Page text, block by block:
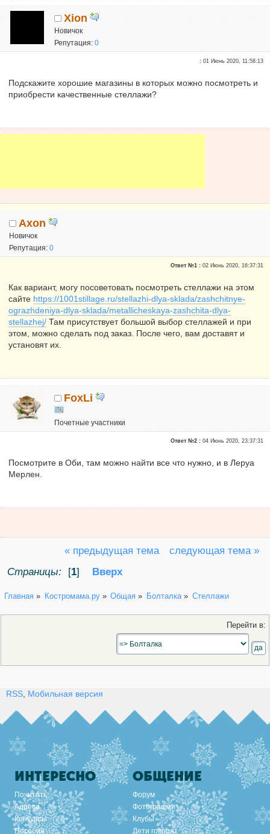
Xion
Новичок
Репутация:0
:01 Июнь 2020, 11:58:13
Подскажите хорошие магазины в которых можно посмотреть и
приобрести качественные стеллажи?
Axon
Новичок
Репутация:0
Ответ №1 :02 Июнь 2020, 16:37:31
Как вариант, могу посоветовать посмотреть стеллажи на этом
сайте https://1001stillage.ru/stellazhi-dlya-sklada/zashchitnye-
ograzhdeniya-dlya-sklada/metallicheskaya-zashchita-dlya-
stellazhej/ Там присутствует большой выбор стеллажей и при
этом, можно сделать под заказ. После чего, вам доставят и
установят их.
FoxLi
Почетные участники
Ответ №2 :04 Июнь 2020, 23:37:31
Посмотрите в Оби, там можно найти все что нужно, и в Леруа
Мерлен.
« предыдущая тема
следующая тема »
Страницы:
[1] Вверх
Главная » Костромама.ру» Общая » Болталка» Стеллажи
Перейти в:
RSS, Мобильная версия
ИНТЕРЕСНО
Почитать
Адреса
Конкурсы
Пособия
ОБЩЕНИЕ
Форум
Фотографии
Клубы
Дети говорят